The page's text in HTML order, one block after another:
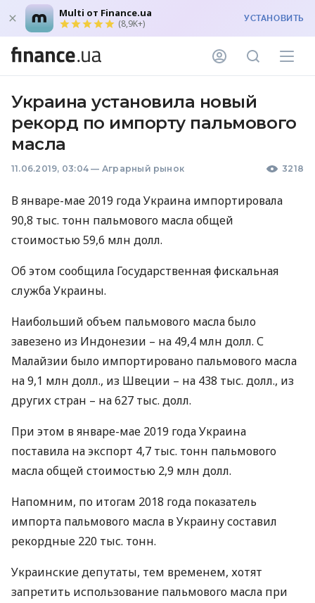
Multi от Finance.ua
(8,9K+) УСТАНОВИТЬ
Украина установила новый
рекорд по импорту пальмового
масла
11.06.2019, 03:04 — Аграрный рынок 3218
В январе-мае 2019 года Украина импортировала
90,8 тыс. тонн пальмового масла общей
стоимостью 59,6 млн долл.
Об этом сообщила Государственная фискальная
служба Украины.
Наибольший объем пальмового масла было
завезено из Индонезии – на 49,4 млн долл. С
Малайзии было импортировано пальмового масла
на 9,1 млн долл., из Швеции – на 438 тыс. долл., из
других стран – на 627 тыс. долл.
При этом в январе-мае 2019 года Украина
поставила на экспорт 4,7 тыс. тонн пальмового
масла общей стоимостью 2,9 млн долл.
Напомним, по итогам 2018 года показатель
импорта пальмового масла в Украину составил
рекордные 220 тыс. тонн.
Украинские депутаты, тем временем, хотят
запретить использование пальмового масла при